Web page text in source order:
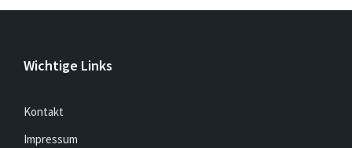
Wichtige Links
Kontakt
Impressum